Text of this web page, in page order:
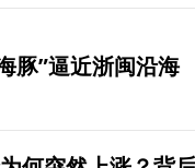
豚”逼近浙闽沿海